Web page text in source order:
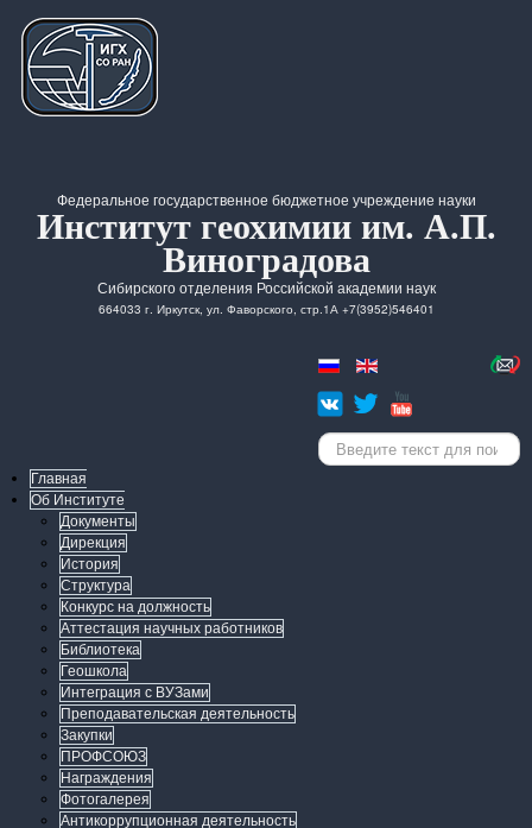
Федеральное государственное бюджетное учреждение науки
Институт геохимии им. А.П.
Виноградова
Сибирского отделения Российской академии наук
664033 г. Иркутск, ул. Фаворского, стр.1А +7(3952)546401
Искать...
Главная
Об Институте
Документы
Дирекция
История
Структура
Конкурс на должность
Аттестация научных работников
Библиотека
Геошкола
Интеграция с ВУЗами
Преподавательская деятельность
Закупки
ПРОФСОЮЗ
Награждения
Фотогалерея
Антикоррупционная деятельность